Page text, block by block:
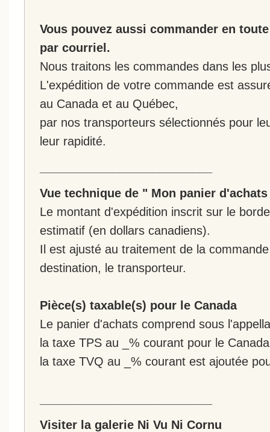
Vous pouvez aussi commander en
par courriel.
Nous traitons les commandes dans les
L'expédition de votre commande est
au Canada et au Québec,
par nos transporteurs sélectionnés pour
leur rapidité.
Vue technique de " Mon panier
Le montant d'expédition inscrit sur le
estimatif (en dollars canadiens).
Il est ajusté au traitement de la
destination, le transporteur.
Pièce(s) taxable(s) pour le Canada
Le panier d'achats comprend sous
la taxe TPS au _% courant pour le
la taxe TVQ au _% courant est ajoutée
Visiter la galerie Ni Vu Ni Cornu